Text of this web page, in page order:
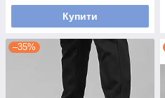
Купити
–35%